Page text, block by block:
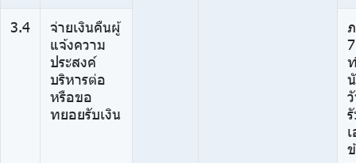
3.4
จ่ายเงินคืนผู้
แจ้งความ
ประสงค์
บริหารต่อ
หรือขอ
ทยอยรับเงิน